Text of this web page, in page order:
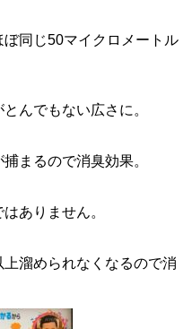
同じ50マイクロメートル
んでもない広さに。
まるので消臭効果。
ありません。
溜められなくなるので消